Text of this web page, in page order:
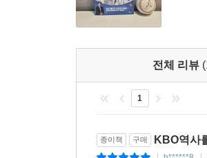
전체 리뷰
1
종이책 구매 KBO역사